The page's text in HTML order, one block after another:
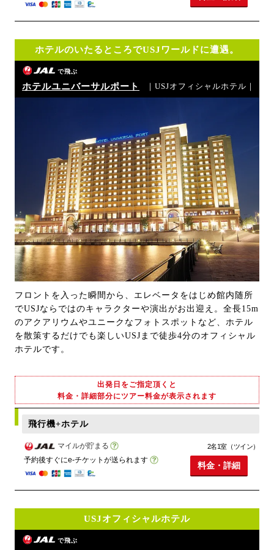
ホテルのいたるところでUSJワールドに遭遇。
で飛ぶ
ホテルユニバーサルポート ｜USJオフィシャルホテル｜
フロントを入った瞬間から、エレベータをはじめ館内随所
でUSJならではのキャラクターや演出がお出迎え。全長15m
のアクアリウムやユニークなフォトスポットなど、ホテル
を散策するだけでも楽しいUSJまで徒歩4分のオフィシャル
ホテルです。
出発日をご指定頂くと
料金・詳細部分にツアー料金が表示されます
飛行機+ホテル
マイルが貯まる
予約後すぐにe-チケットが送られます
2名1室（ツイン）
料金・詳細
USJオフィシャルホテル
で飛ぶ